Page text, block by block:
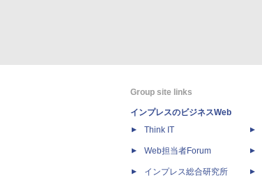
Group site links
インプレスのビジネスWeb
Think IT
Web担当者Forum
インプレス総合研究所